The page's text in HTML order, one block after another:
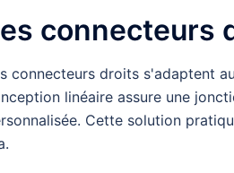
connecteurs
connecteurs droits s'adaptent
linéaire assure une
Cette solution